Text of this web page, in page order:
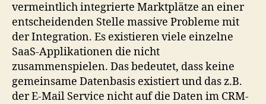
vermeintlich integrierte Marktplätze an einer
entscheidenden Stelle massive Probleme mit
der Integration. Es existieren viele einzelne
SaaS-Applikationen die nicht
zusammenspielen. Das bedeutet, dass keine
gemeinsame Datenbasis existiert und das z.B.
der E-Mail Service nicht auf die Daten im CRM-